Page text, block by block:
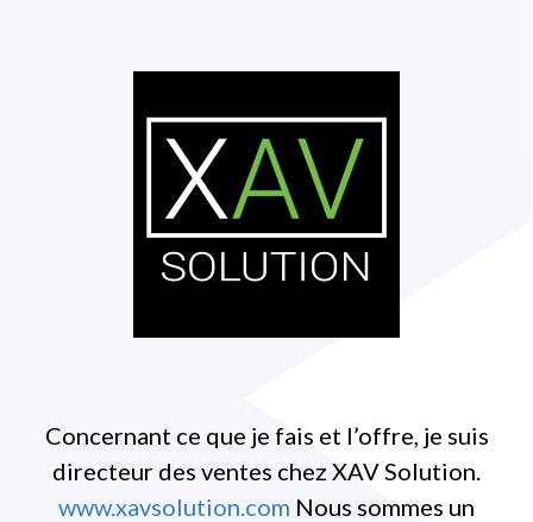
Concernant ce que je fais et l’offre, je suis
directeur des ventes chez XAV Solution.
www.xavsolution.com Nous sommes un